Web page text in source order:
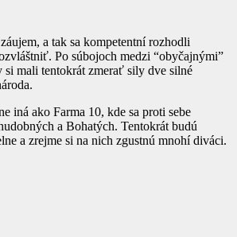
a tak sa kompetentní rozhodli
Po súbojoch medzi “obyčajnými”
mali tentokrát zmerať sily dve silné
iná ako Farma 10, kde sa proti sebe
a Bohatých. Tentokrát budú
a zrejme si na nich zgustnú mnohí diváci.